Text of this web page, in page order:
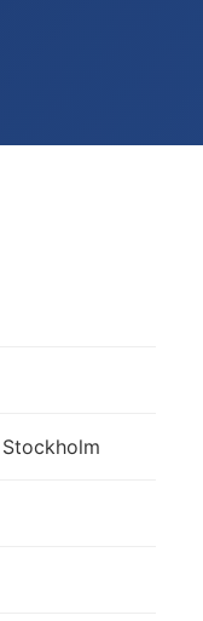
Stockholm